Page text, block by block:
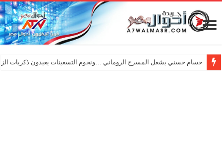
حسام حسني يشعل المسرح الروماني …ونجوم التسعينات يعيدون ذكريات